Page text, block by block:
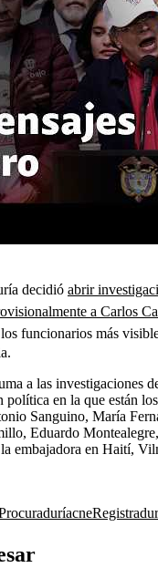
decidió abrir
a Carlos
funcionarios más
a las investigaciones
política en la que están
Sanguino, María
Eduardo
embajadora en Haití,
cne